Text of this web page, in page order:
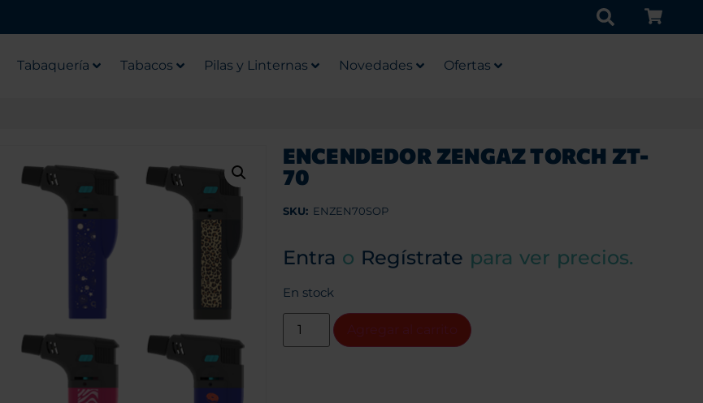
Tabaquería Tabacos Pilas y Linternas Novedades Ofertas
ENCENDEDOR ZENGAZ TORCH ZT-
70
SKU: ENZEN70SOP
Entra o Regístrate para ver precios.
En stock